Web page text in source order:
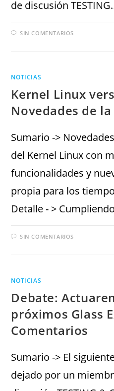
de discusión
SIN COMENTARIOS
NOTICIAS
Kernel Linux
Novedades de
Sumario ->
del Kernel Linux con
funcionalidades y
propia para los
Detalle - >
SIN COMENTARIOS
NOTICIAS
Debate:
próximos Glass
Comentarios
Sumario -> El
dejado por un